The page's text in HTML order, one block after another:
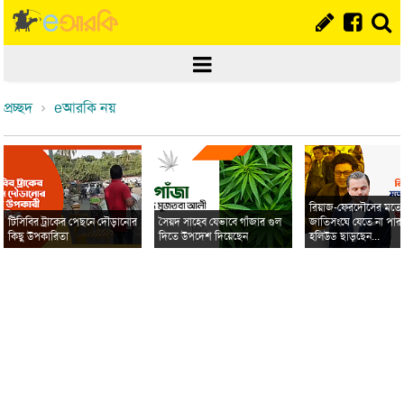
প্রচ্ছদ eআরকি নয়
টিসিবির ট্রাকের পেছনে দৌড়ানোর
কিছু উপকারিতা
সৈয়দ সাহেব যেভাবে গাঁজার গুল
দিতে উপদেশ দিয়েছেন
রিয়াজ-ফেরদৌসের মতো
জাতিসংঘে যেতে না
হলিউড ছাড়ছেন...